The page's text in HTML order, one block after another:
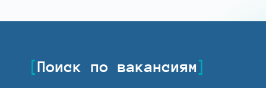
Поиск по вакансиям